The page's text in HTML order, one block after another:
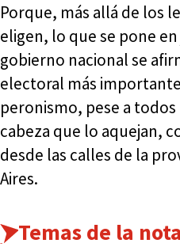
Porque, más allá de los
eligen, lo que se pone en
gobierno nacional se
electoral más
peronismo, pese a
cabeza que lo aquejan,
desde las calles de la
Aires.
Temas de la nota